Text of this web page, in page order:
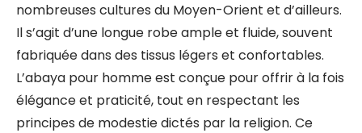
nombreuses cultures du Moyen-Orient et d’ailleurs.
Il s’agit d’une longue robe ample et fluide, souvent
fabriquée dans des tissus légers et confortables.
L’abaya pour homme est conçue pour offrir à la fois
élégance et praticité, tout en respectant les
principes de modestie dictés par la religion. Ce